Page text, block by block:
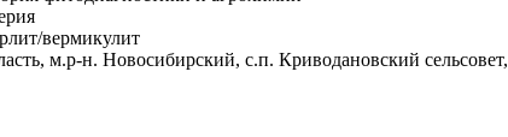
вермикулит
, м.р-н. Новосибирский, с.п. Криводановский сельсовет,